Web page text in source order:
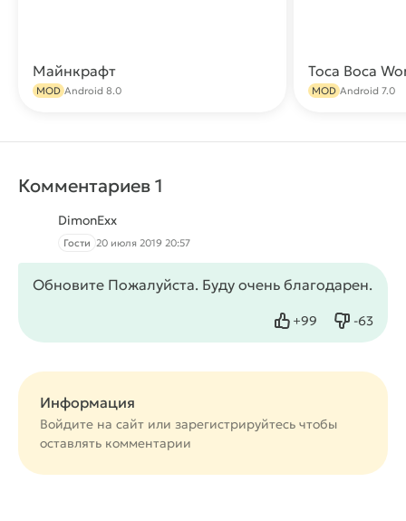
Майнкрафт
MOD Android 8.0
Toca Boca
MOD Android 7.0
Комментариев 1
DimonExx
Гости 20 июля 2019 20:57
Обновите Пожалуйста. Буду очень благодарен.
+99
Нравится -63
Не
Информация
Войдите на сайт или зарегистрируйтесь чтобы
оставлять комментарии